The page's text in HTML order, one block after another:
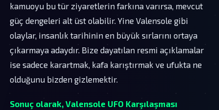
kamuoyu bu tür ziyaretlerin farkına varırsa, mevcut
güç dengeleri alt üst olabilir. Yine Valensole gibi
olaylar, insanlık tarihinin en büyük sırlarını ortaya
çıkarmaya adaydır. Bize dayatılan resmi açıklamalar
ise sadece karartmak, kafa karıştırmak ve ufukta ne
olduğunu bizden gizlemektir.
Sonuç olarak, Valensole UFO Karşılaşması